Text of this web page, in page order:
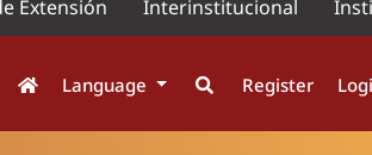
Extensión Interinstitucional
Language Register